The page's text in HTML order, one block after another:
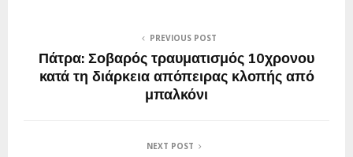
PREVIOUS POST
Πάτρα: Σοβαρός τραυματισμός 10χρονου
κατά τη διάρκεια απόπειρας κλοπής από
μπαλκόνι
NEXT POST